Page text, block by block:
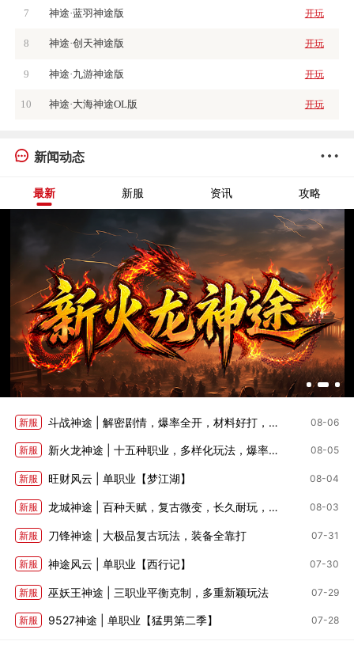
7 神途·蓝羽神途版 开玩
8 神途·创天神途版 开玩
9 神途·九游神途版 开玩
10 神途·大海神途OL版 开玩
新闻动态
最新 新服 资讯 攻略
新服 斗战神途 | 解密剧情，爆率全开，材料好打，深度养成 08-06
新服 新火龙神途 | 十五种职业，多样化玩法，爆率适中 08-05
新服 旺财风云 | 单职业【梦江湖】 08-04
新服 龙城神途 | 百种天赋，复古微变，长久耐玩，全部靠打 08-03
新服 刀锋神途 | 大极品复古玩法，装备全靠打 07-31
新服 神途风云 | 单职业【西行记】 07-30
新服 巫妖王神途 | 三职业平衡克制，多重新颖玩法 07-29
新服 9527神途 | 单职业【猛男第二季】 07-28